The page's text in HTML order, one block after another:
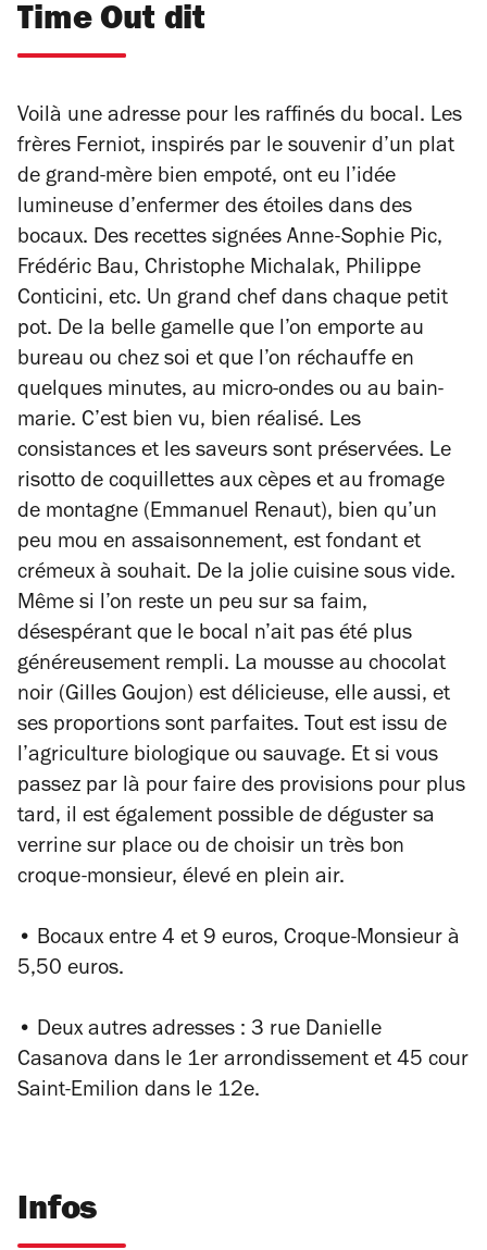
Time Out dit
Voilà une adresse pour les raffinés du bocal. Les
frères Ferniot, inspirés par le souvenir d’un plat
de grand-mère bien empoté, ont eu l’idée
lumineuse d’enfermer des étoiles dans des
bocaux. Des recettes signées Anne-Sophie Pic,
Frédéric Bau, Christophe Michalak, Philippe
Conticini, etc. Un grand chef dans chaque petit
pot. De la belle gamelle que l’on emporte au
bureau ou chez soi et que l’on réchauffe en
quelques minutes, au micro-ondes ou au bain-
marie. C’est bien vu, bien réalisé. Les
consistances et les saveurs sont préservées. Le
risotto de coquillettes aux cèpes et au fromage
de montagne (Emmanuel Renaut), bien qu’un
peu mou en assaisonnement, est fondant et
crémeux à souhait. De la jolie cuisine sous vide.
Même si l’on reste un peu sur sa faim,
désespérant que le bocal n’ait pas été plus
généreusement rempli. La mousse au chocolat
noir (Gilles Goujon) est délicieuse, elle aussi, et
ses proportions sont parfaites. Tout est issu de
l’agriculture biologique ou sauvage. Et si vous
passez par là pour faire des provisions pour plus
tard, il est également possible de déguster sa
verrine sur place ou de choisir un très bon
croque-monsieur, élevé en plein air.
• Bocaux entre 4 et 9 euros, Croque-Monsieur à
5,50 euros.
• Deux autres adresses : 3 rue Danielle
Casanova dans le 1er arrondissement et 45 cour
Saint-Emilion dans le 12e.
Infos